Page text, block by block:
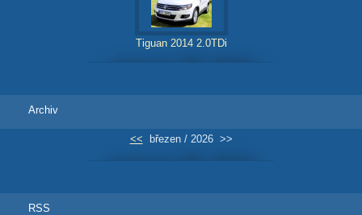
Tiguan 2014 2.0TDi
Archiv
<< březen / 2026 >>
RSS